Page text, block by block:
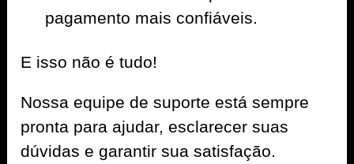
pagamento mais confiáveis.
E isso não é tudo!
Nossa equipe de suporte está sempre
pronta para ajudar, esclarecer suas
dúvidas e garantir sua satisfação.